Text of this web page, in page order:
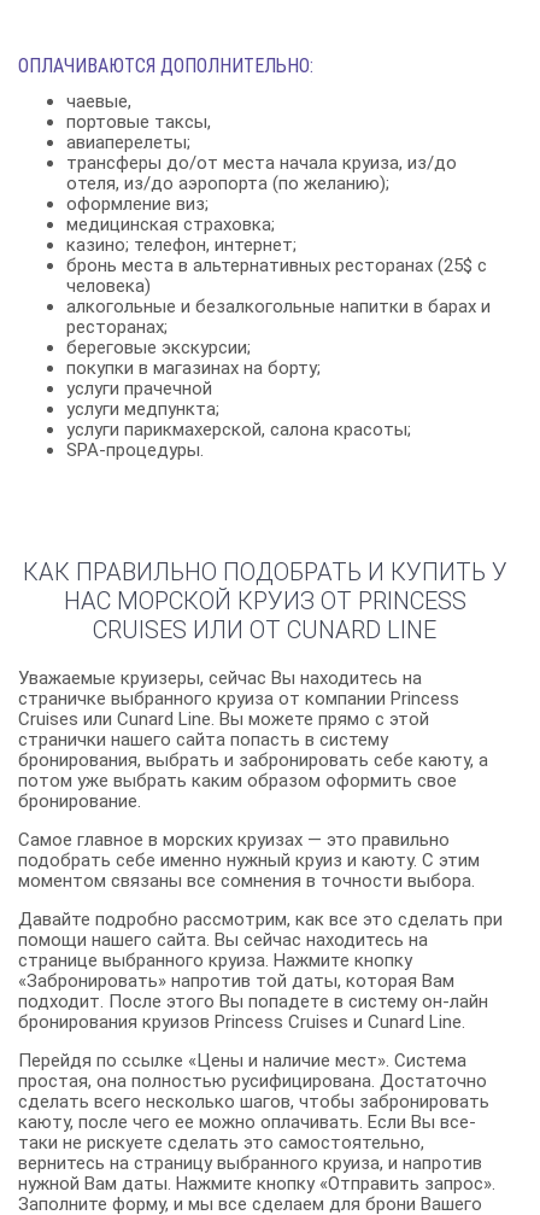
ОПЛАЧИВАЮТСЯ ДОПОЛНИТЕЛЬНО:
чаевые,
портовые таксы,
авиаперелеты;
трансферы до/от места начала круиза, из/до
отеля, из/до аэропорта (по желанию);
оформление виз;
медицинская страховка;
казино; телефон, интернет;
бронь места в альтернативных ресторанах (25$ с
человека)
алкогольные и безалкогольные напитки в барах и
ресторанах;
береговые экскурсии;
покупки в магазинах на борту;
услуги прачечной
услуги медпункта;
услуги парикмахерской, салона красоты;
SPA-процедуры.
КАК ПРАВИЛЬНО ПОДОБРАТЬ И КУПИТЬ У
НАС МОРСКОЙ КРУИЗ ОТ PRINCESS
CRUISES ИЛИ ОТ CUNARD LINE
Уважаемые круизеры, сейчас Вы находитесь на
страничке выбранного круиза от компании Princess
Cruises или Cunard Line. Вы можете прямо с этой
странички нашего сайта попасть в систему
бронирования, выбрать и забронировать себе каюту, а
потом уже выбрать каким образом оформить свое
бронирование.
Самое главное в морских круизах — это правильно
подобрать себе именно нужный круиз и каюту. С этим
моментом связаны все сомнения в точности выбора.
Давайте подробно рассмотрим, как все это сделать при
помощи нашего сайта. Вы сейчас находитесь на
странице выбранного круиза. Нажмите кнопку
«Забронировать» напротив той даты, которая Вам
подходит. После этого Вы попадете в систему он-лайн
бронирования круизов Princess Cruises и Сunard Line.
Перейдя по ссылке «Цены и наличие мест». Система
простая, она полностью русифицирована. Достаточно
сделать всего несколько шагов, чтобы забронировать
каюту, после чего ее можно оплачивать. Если Вы все-
таки не рискуете сделать это самостоятельно,
вернитесь на страницу выбранного круиза, и напротив
нужной Вам даты. Нажмите кнопку «Отправить запрос».
Заполните форму, и мы все сделаем для брони Вашего